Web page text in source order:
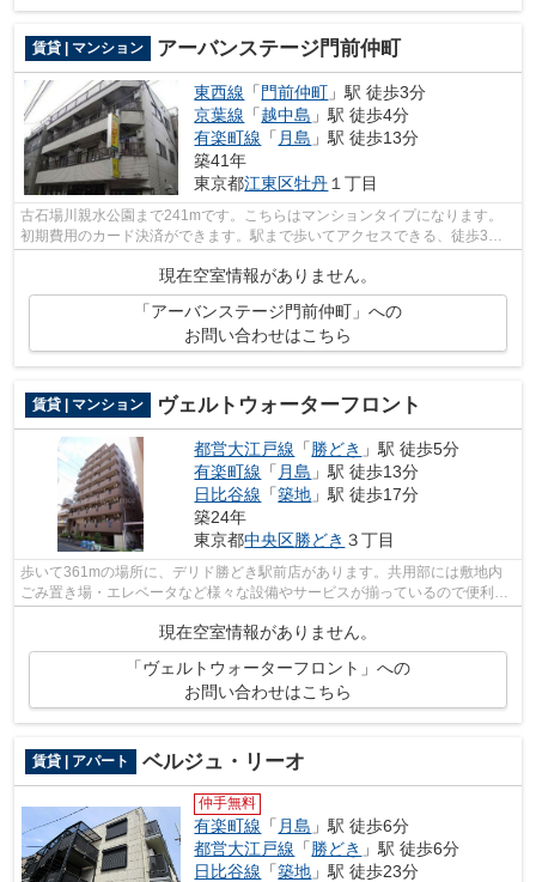
賃貸 | マンション アーバンステージ門前仲町
東西線 「 門前仲町 」駅 徒歩3分
京葉線 「越中島 」駅 徒歩4分
有楽町線 「 月島 」駅 徒歩13分
築41年
東京都江東区牡丹 １丁目
古石場川親水公園まで241mです。こちらはマンションタイプになります。
初期費用のカード決済ができます。駅まで歩いてアクセスできる、徒歩3分
現在空室情報がありません。
「アーバンステージ門前仲町」への
お問い合わせはこちら
賃貸 | マンション ヴェルトウォーターフロント
都営大江戸線 「 勝どき 」駅 徒歩5分
有楽町線 「 月島 」駅 徒歩13分
日比谷線 「築地 」駅 徒歩17分
築24年
東京都中央区勝どき ３丁目
歩いて361mの場所に、デリド勝どき駅前店があります。共用部には敷地内
ごみ置き場・エレベータなど様々な設備やサービスが揃っているので便利で
現在空室情報がありません。
「ヴェルトウォーターフロント」への
お問い合わせはこちら
賃貸 | アパート ベルジュ・リーオ
仲手無料
有楽町線 「 月島 」駅 徒歩6分
都営大江戸線 「 勝どき 」駅 徒歩6分
日比谷線 「築地 」駅 徒歩23分